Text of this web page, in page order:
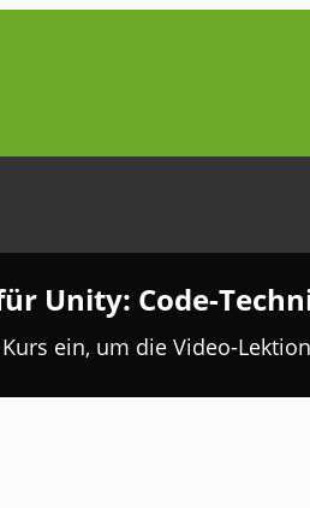
Unity: Code-
ein, um die Video-